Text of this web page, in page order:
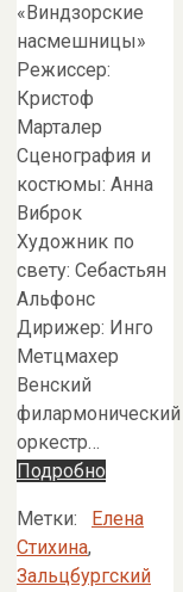
«Виндзорские
насмешницы»
Режиссер:
Кристоф
Марталер
Сценография и
костюмы: Анна
Виброк
Художник по
свету: Себастьян
Альфонс
Дирижер: Инго
Метцмахер
Венский
филармонический
оркестр…
Подробно
Метки:
Елена
Стихина,
Зальцбургский